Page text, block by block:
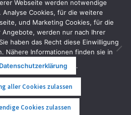
Elektromobilität 2026
Erstellt mit WooCommerce
Webseite werden notwendige
Cookies, für die weitere
und Marketing Cookies, für die
Angebote, werden nur nach Ihrer
haben das Recht diese Einwilligung
Nähere Informationen finden sie in
Datenschutzerklärung .
aller Cookies zulassen
Cookies zulassen